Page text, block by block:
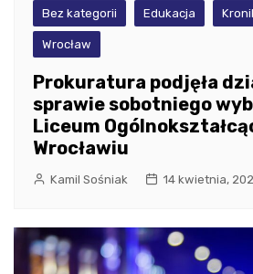
Bez kategorii Edukacja
Wrocław
Prokuratura podjęła
sprawie sobotniego
Liceum
Wrocławiu
Kamil Sośniak 14 kwietnia,